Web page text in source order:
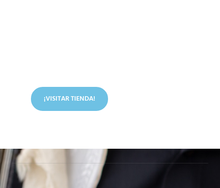
¡VISITAR TIENDA!